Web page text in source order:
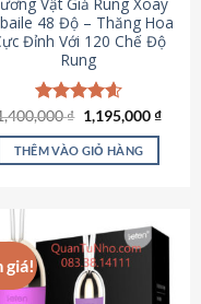
48 Độ – Thăng Hoa
Đỉnh Với 120 Chế Độ
Rung
Được xếp
hạng4.62
5 sao
₫ Giá
gốc
là:
1,400,000 ₫.
1,195,000₫Giá
THÊM VÀO GIỎ HÀNG
giá!